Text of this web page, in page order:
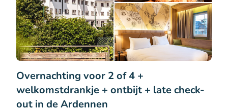
Overnachting voor 2 of 4 +
welkomstdrankje + ontbijt + late check-
out in de Ardennen